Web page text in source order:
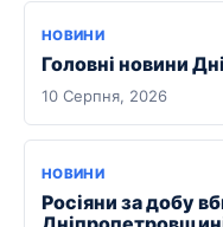
НОВИНИ
Головні новини
10 Серпня, 2026
НОВИНИ
Росіяни за добу